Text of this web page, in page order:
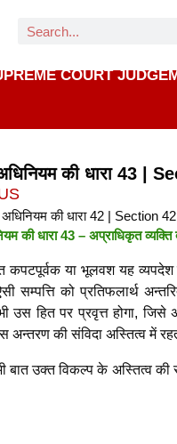
COURT
की धारा 43 |
की धारा 43 – अप्राधिकृत व्यक्ति
कपटपूर्वक या भूलवश यह
सम्पत्ति को प्रतिफलार्थ
उस हित पर प्रवृत्त होगा,
की संविदा अस्तित्व में
बात उक्त विकल्प के अस्तित्व